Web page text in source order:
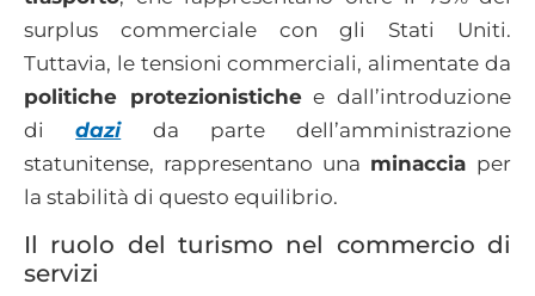
surplus commerciale con gli Stati Uniti.
Tuttavia, le tensioni commerciali, alimentate da
politiche protezionistichee dall’introduzione
didazida parte dell’amministrazione
statunitense, rappresentano una minaccia per
la stabilità di questo equilibrio.​
Il ruolo del turismo nel commercio di
servizi